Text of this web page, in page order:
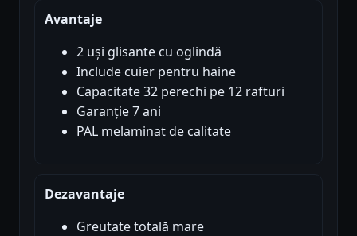
Avantaje
2 uși glisante cu oglindă
Include cuier pentru haine
Capacitate 32 perechi pe 12 rafturi
Garanție 7 ani
PAL melaminat de calitate
Dezavantaje
Greutate totală mare